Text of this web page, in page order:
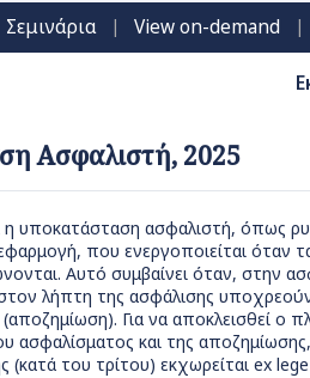
Σεμινάρια | View on-demand |
Ασφαλιστή, 2025
η υποκατάσταση ασφαλιστή, όπως
που ενεργοποιείται
Αυτό συμβαίνει όταν, στην
στον λήπτη της ασφάλισης
Για να αποκλεισθεί ο
ασφαλίσματος και της
του τρίτου) εκχωρείται ex